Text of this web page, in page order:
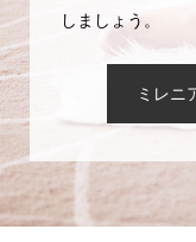
しましょう。
ミレニ